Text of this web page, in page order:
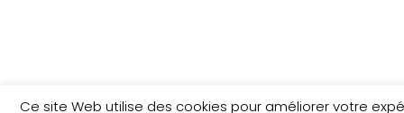
Ce site Web utilise des cookies pour améliorer votre